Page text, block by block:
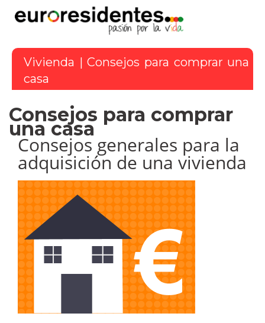
Vivienda |Consejos para comprar una
casa
Consejos para comprar
una casa
Consejos generales para la
adquisición de una vivienda